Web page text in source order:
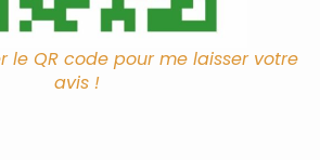
le QR code pour me laisser votre
avis !